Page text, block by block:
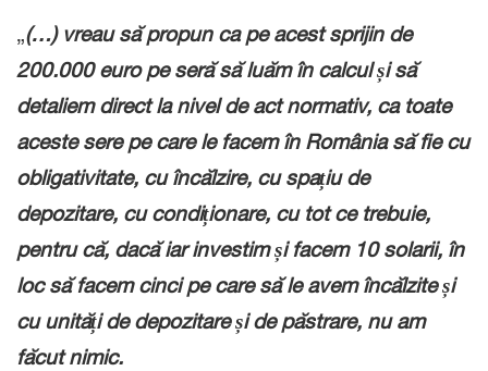
„(…) vreau să propun ca pe acest sprijin de
200.000 euro pe seră să luăm în calcul și să
detaliem direct la nivel de act normativ, ca toate
aceste sere pe care le facem în România să fie cu
obligativitate, cu încălzire, cu spațiu de
depozitare, cu condiționare, cu tot ce trebuie,
pentru că, dacă iar investim și facem 10 solarii, în
loc să facem cinci pe care să le avem încălzite și
cu unități de depozitare și de păstrare, nu am
făcut nimic.